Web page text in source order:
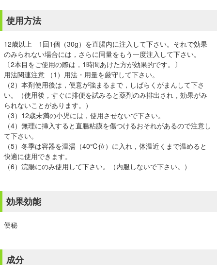
使用方法
12歳以上 1回1個（30g）を直腸内に注入して下さい。それで効果
のみられない場合には，さらに同量をもう一度注入して下さい。
〔2本目をご使用の際は，1時間あけた方が効果的です。〕
用法関連注意 （1）用法・用量を厳守して下さい。
（2）本剤使用後は，便意が強まるまで，しばらくがまんして下さ
い。（使用後，すぐに排便を試みると薬剤のみ排出され，効果がみ
られないことがあります。）
（3）12歳未満の小児には，使用させないで下さい。
（4）無理に挿入すると直腸粘膜を傷つけるおそれがあるので注意し
て下さい。
（5）冬季は容器を温湯（40℃位）に入れ，体温近くまで温めると
快適に使用できます。
（6）浣腸にのみ使用して下さい。（内服しないで下さい。）
効果効能
便秘
成分